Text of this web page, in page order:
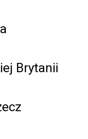
Brytanii